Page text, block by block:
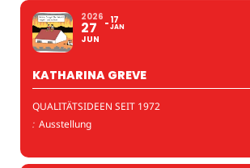
2026
27
JUN
17
JAN
KATHARINA GREVE
QUALITÄTSIDEEN SEIT 1972
: Ausstellung